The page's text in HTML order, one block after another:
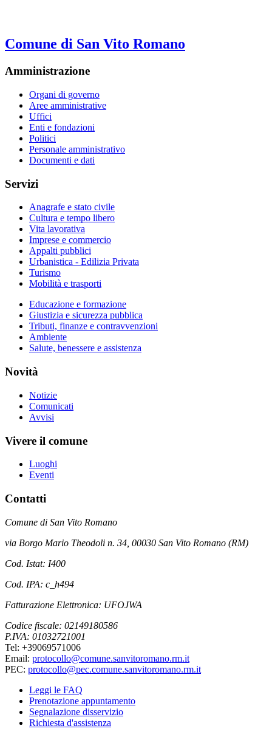
Comune di San Vito Romano
Amministrazione
Organi di governo
Aree amministrative
Uffici
Enti e fondazioni
Politici
Personale amministrativo
Documenti e dati
Servizi
Anagrafe e stato civile
Cultura e tempo libero
Vita lavorativa
Imprese e commercio
Appalti pubblici
Urbanistica - Edilizia Privata
Turismo
Mobilità e trasporti
Educazione e formazione
Giustizia e sicurezza pubblica
Tributi, finanze e contravvenzioni
Ambiente
Salute, benessere e assistenza
Novità
Notizie
Comunicati
Avvisi
Vivere il comune
Luoghi
Eventi
Contatti
Comune di San Vito Romano
via Borgo Mario Theodoli n. 34, 00030 San Vito Romano (RM)
Cod. Istat: I400
Cod. IPA: c_h494
Fatturazione Elettronica: UFOJWA
Codice fiscale: 02149180586
P.IVA: 01032721001
Tel: +39069571006
Email: protocollo@comune.sanvitoromano.rm.it
PEC: protocollo@pec.comune.sanvitoromano.rm.it
Leggi le FAQ
Prenotazione appuntamento
Segnalazione disservizio
Richiesta d'assistenza